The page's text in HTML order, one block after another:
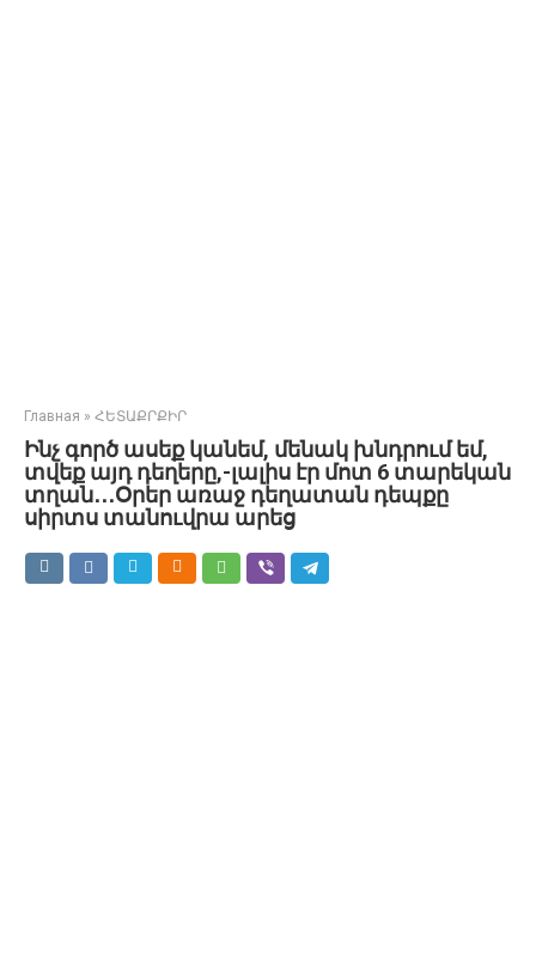
Главная » ՀԵՏԱՔՐՔԻՐ
Ինչ գործ ասեք կանեմ, մենակ խնդրում եմ,
տվեք այդ դեղերը,-լալիս էր մոտ 6 տարեկան
տղան․․․Օրեր առաջ դեղատան դեպքը
սիրտս տանուվրա արեց